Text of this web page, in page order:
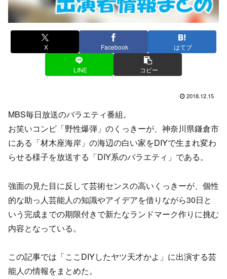
X Facebook はてブ
LINE コピー
2018.12.15
MBS毎日放送のバラエティ番組。
お笑いコンビ「野性爆弾」のくっきーが、神奈川県鎌倉市
にある「材木座海岸」の海辺の白い家をDIYで生まれ変わ
らせる様子を放送する「DIY系のバラエティ」である。
強面の見た目に反して芸術センスの高いくっきーが、個性
的な助っ人芸能人の知識やアイデアを借りながら30日と
いう完成までの期限付きで新たなランドマーク作りに挑む
内容となっている。
この記事では「ここDIYしたヤツ天才かよ」に出演する芸
能人の情報をまとめた。